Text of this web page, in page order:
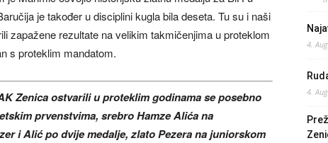
je također u disciplini kugla bila deseta. Tu su i naši
zapažene rezultate na velikim takmičenjima u proteklom
s proteklim mandatom.
Zenica ostvarili u proteklim godinama se posebno
prvenstvima, srebro Hamze Alića na
i Alić po dvije medalje, zlato Pezera na juniorskom
4.
4.